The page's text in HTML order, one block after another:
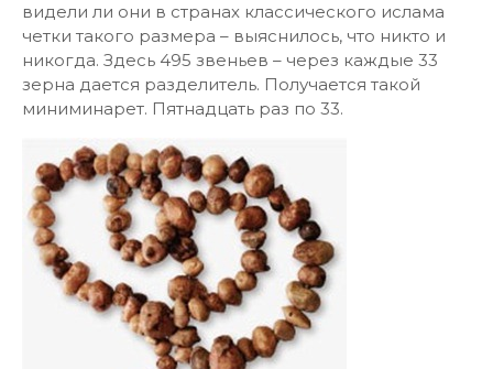
видели ли они в странах классического ислама
четки такого размера – выяснилось, что никто и
никогда. Здесь 495 звеньев – через каждые 33
зерна дается разделитель. Получается такой
миниминарет. Пятнадцать раз по 33.